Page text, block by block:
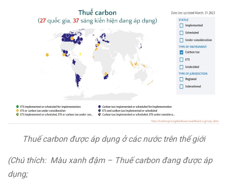
Thuế carbon được áp dụng ở các nước trên thế giới
(Chú thích: Màu xanh đậm – Thuế carbon đang được áp
dụng;